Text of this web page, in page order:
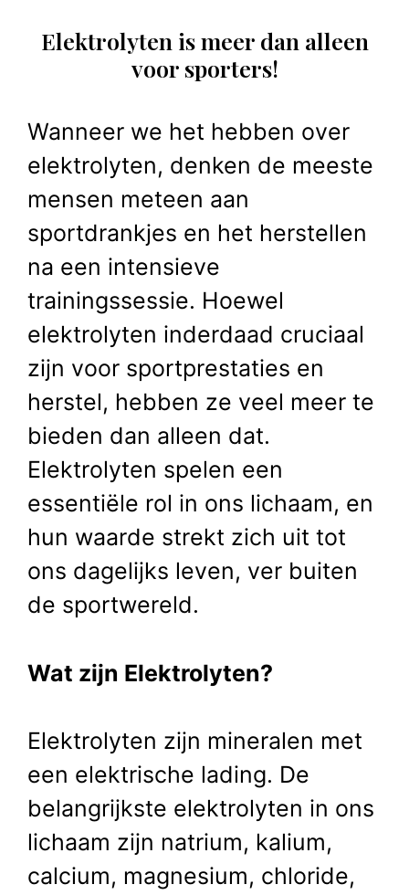
Elektrolyten is meer dan alleen
voor sporters!
Wanneer we het hebben over
elektrolyten, denken de meeste
mensen meteen aan
sportdrankjes en het herstellen
na een intensieve
trainingssessie. Hoewel
elektrolyten inderdaad cruciaal
zijn voor sportprestaties en
herstel, hebben ze veel meer te
bieden dan alleen dat.
Elektrolyten spelen een
essentiële rol in ons lichaam, en
hun waarde strekt zich uit tot
ons dagelijks leven, ver buiten
de sportwereld.
Wat zijn Elektrolyten?
Elektrolyten zijn mineralen met
een elektrische lading. De
belangrijkste elektrolyten in ons
lichaam zijn natrium, kalium,
calcium, magnesium, chloride,